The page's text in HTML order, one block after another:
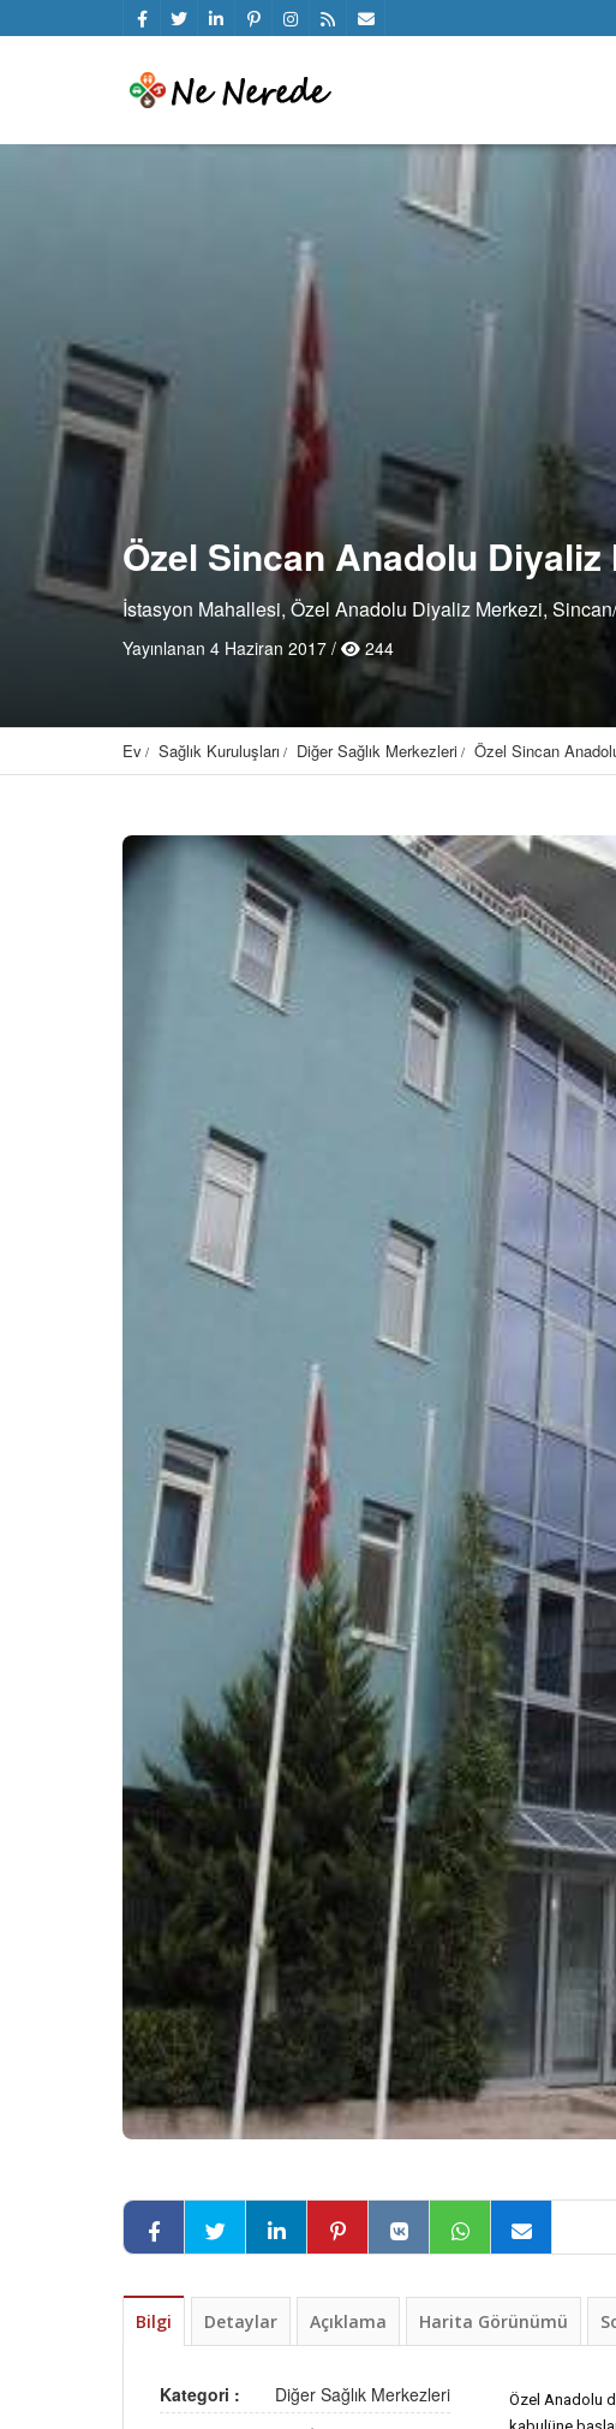
Özel Sincan Anadolu Diyaliz
İstasyon Mahallesi, Özel Anadolu Diyaliz Merkezi,
Yayınlanan 4 Haziran 2017 / 244
Ev Sağlık Kuruluşları Diğer Sağlık Merkezleri Özel Sincan
Bilgi Detaylar Açıklama Harita Görünümü
Kategori :
Diğer Sağlık Merkezleri
Özel Anadolu